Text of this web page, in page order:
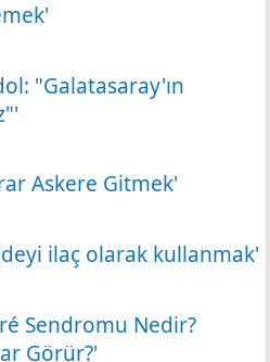
"Galatasaray'ın
Askere Gitmek'
ilaç olarak kullanmak'
Sendromu Nedir?
Görür?'